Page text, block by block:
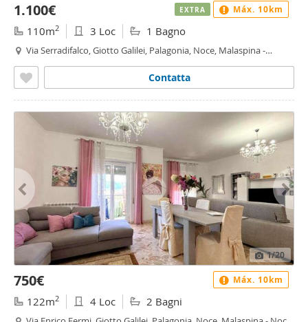
1.100€
110m2 3 Loc 1 Bagno
Via Serradifalco, Giotto Galilei, Palagonia, Noce, Malaspina -
Contatta
EXTRA Máx. 10km
1/20
750€
122m2 4 Loc 2 Bagni
Máx. 10km